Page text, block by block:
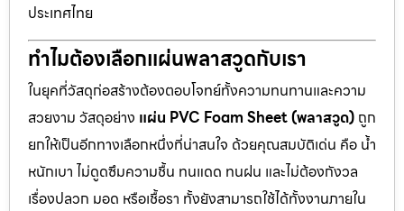
ประเทศไทย
ทำไมต้องเลือกแผ่นพลาสวูดกับเรา
ในยุคที่วัสดุก่อสร้างต้องตอบโจทย์ทั้งความทนทานและความ
สวยงาม วัสดุอย่าง แผ่น PVC Foam Sheet (พลาสวูด) ถูก
ยกให้เป็นอีกทางเลือกหนึ่งที่น่าสนใจ ด้วยคุณสมบัติเด่น คือ น้ำ
หนักเบา ไม่ดูดซึมความชื้น ทนแดด ทนฝน และไม่ต้องกังวล
เรื่องปลวก มอด หรือเชื้อรา ทั้งยังสามารถใช้ได้ทั้งงานภายใน